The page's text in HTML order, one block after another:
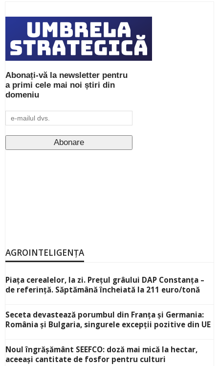
Abonați-vă la newsletter pentru
a primi cele mai noi știri din
domeniu
AGROINTELIGENȚA
Piața cerealelor, la zi. Prețul grâului DAP Constanța –
de referință. Săptămână încheiată la 211 euro/tonă
Seceta devastează porumbul din Franța și Germania:
România și Bulgaria, singurele excepții pozitive din UE
Noul îngrășământ SEEFCO: doză mai mică la hectar,
aceeași cantitate de fosfor pentru culturi